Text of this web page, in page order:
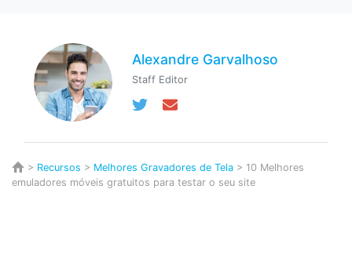
Alexandre Garvalhoso
Staff Editor
> Recursos > Melhores Gravadores de Tela > 10 Melhores
emuladores móveis gratuitos para testar o seu site